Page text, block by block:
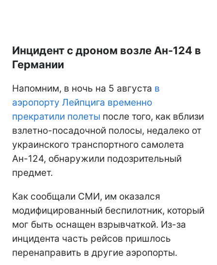
Инцидент с дроном возле Ан-124 в
Германии
Напомним, в ночь на 5 августа в
аэропорту Лейпцига временно
прекратили полеты после того, как вблизи
взлетно-посадочной полосы, недалеко от
украинского транспортного самолета
Ан-124, обнаружили подозрительный
предмет.
Как сообщали СМИ, им оказался
модифицированный беспилотник, который
мог быть оснащен взрывчаткой. Из-за
инцидента часть рейсов пришлось
перенаправить в другие аэропорты.